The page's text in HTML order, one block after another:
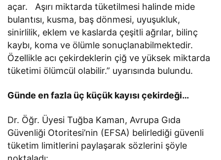
açar. Aşırı miktarda tüketilmesi halinde mide
bulantısı, kusma, baş dönmesi, uyuşukluk,
sinirlilik, eklem ve kaslarda çeşitli ağrılar, bilinç
kaybı, koma ve ölümle sonuçlanabilmektedir.
Özellikle acı çekirdeklerin çiğ ve yüksek miktarda
tüketimi ölümcül olabilir.” uyarısında bulundu.
Günde en fazla üç küçük kayısı çekirdeği…
Dr. Öğr. Üyesi Tuğba Kaman, Avrupa Gıda
Güvenliği Otoritesi’nin (EFSA) belirlediği güvenli
tüketim limitlerini paylaşarak sözlerini şöyle